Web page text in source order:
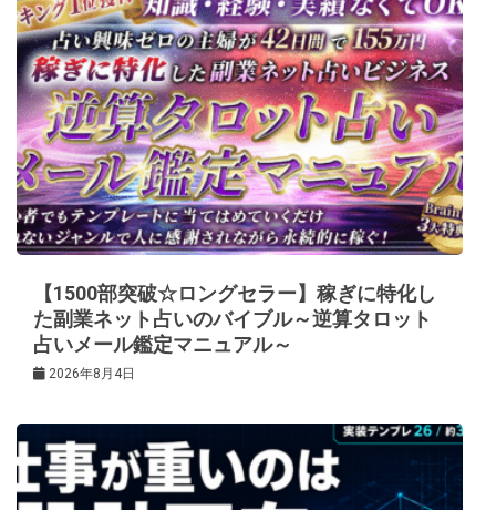
【1500部突破☆ロングセラー】稼ぎに特化し
た副業ネット占いのバイブル～逆算タロット
占いメール鑑定マニュアル～
2026年8月4日